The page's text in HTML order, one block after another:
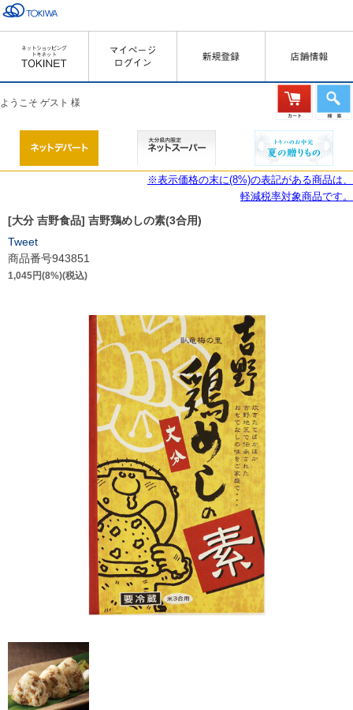
ようこそ ゲスト 様
※表示価格の末に(8%)の表記がある商品は、
軽減税率対象商品です。
[大分 吉野食品] 吉野鶏めしの素(3合用)
Tweet
商品番号943851
1,045円(8%)(税込)